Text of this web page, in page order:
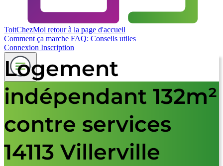
ToitChezMoi retour à la page d'accueil
Comment ça marche FAQ: Conseils utiles
Connexion Inscription
Logement
indépendant 132m²
contre services
14113 Villerville